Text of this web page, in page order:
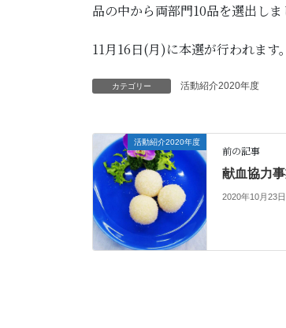
品の中から両部門10品を選出しま
11月16日(月)に本選が行われます。
カテゴリー 活動紹介2020年度
活動紹介2020年度
前の記事
献血協力
2020年10月23日